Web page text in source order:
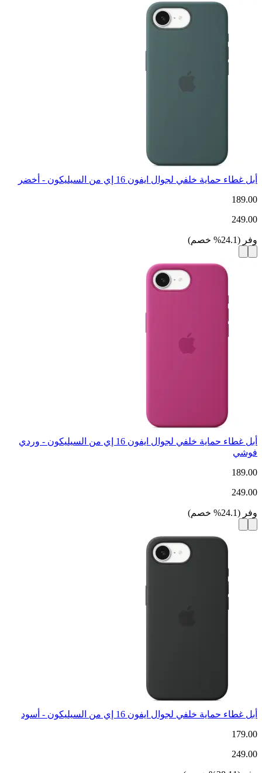
أبل غطاء حماية خلفي لجوال ايفون 16 إي من السيليكون - أخضر
189.00
249.00
وفر (
24.1
% خصم)
أبل غطاء حماية خلفي لجوال ايفون 16 إي من السيليكون - وردي
فوشي
189.00
249.00
وفر (
24.1
% خصم)
أبل غطاء حماية خلفي لجوال ايفون 16 إي من السيليكون - أسود
179.00
249.00